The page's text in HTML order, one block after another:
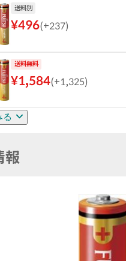
送料別
¥496(+237)
送料無料
¥1,584(+1,325)
る
報